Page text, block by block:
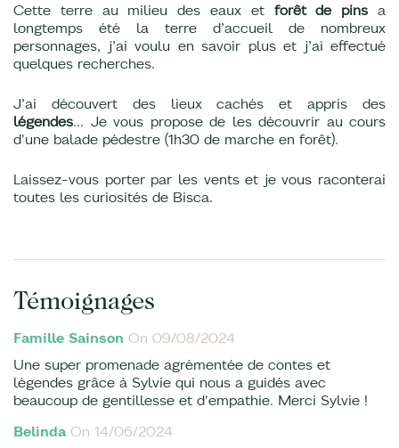
Cette terre au milieu des eaux et forêt de pinsa
longtemps été la terre d’accueil de nombreux
personnages, j’ai voulu en savoir plus et j’ai effectué
quelques recherches.
J’ai découvert des lieux cachés et appris des
légendes… Je vous propose de les découvrir au cours
d'une balade pédestre (1h30 de marche en forêt).
Laissez-vous porter par les vents et je vous raconterai
toutes les curiosités de Bisca.
Témoignages
Famille Sainson On 09/08/2024
Une super promenade agrémentée de contes et
légendes grâce à Sylvie qui nous a guidés avec
beaucoup de gentillesse et d'empathie. Merci Sylvie !
Belinda On 14/06/2024